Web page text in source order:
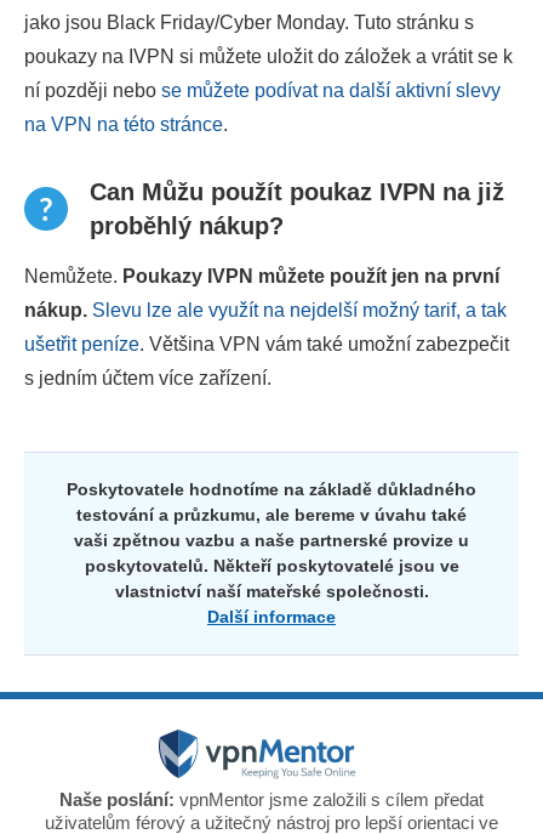
jako jsou Black Friday/Cyber Monday. Tuto stránku s
poukazy na IVPN si můžete uložit do záložek a vrátit se k
ní později nebo se můžete podívat na další aktivní slevy
na VPN na této stránce.
Can Můžu použít poukaz IVPN na již
proběhlý nákup?
Nemůžete. Poukazy IVPN můžete použít jen na první
nákup. Slevu lze ale využít na nejdelší možný tarif, a tak
ušetřit peníze. Většina VPN vám také umožní zabezpečit
s jedním účtem více zařízení.
Poskytovatele hodnotíme na základě důkladného
testování a průzkumu, ale bereme v úvahu také
vaši zpětnou vazbu a naše partnerské provize u
poskytovatelů. Někteří poskytovatelé jsou ve
vlastnictví naší mateřské společnosti.
Další informace
Naše poslání: vpnMentor jsme založili s cílem předat
uživatelům férový a užitečný nástroj pro lepší orientaci ve